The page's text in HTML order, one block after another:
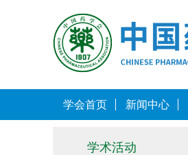
学会首页 新闻中心
学术活动